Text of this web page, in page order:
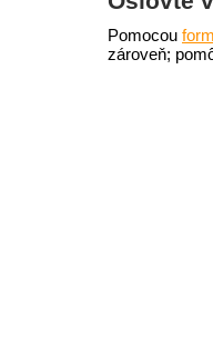
Pomocou
zároveň;